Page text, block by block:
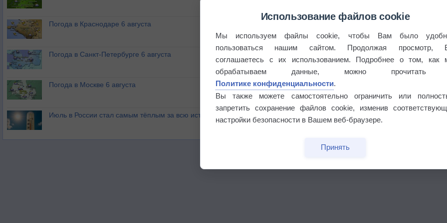
Погода в Краснодаре 6 августа
Погода в Санкт-Петербурге 6 августа
Погода в Москве 6 августа
Июль в России стал самым тёплым за всю историю
Использование файлов cookie
Мы используем файлы cookie, чтобы Вам было
пользоваться нашим сайтом. Продолжая просмотр,
соглашаетесь с их использованием. Подробнее о том, как
обрабатываем данные, можно прочитать
Политике конфиденциальности.
Вы также можете самостоятельно ограничить или
запретить сохранение файлов cookie, изменив
настройки безопасности в Вашем веб-браузере.
Принять